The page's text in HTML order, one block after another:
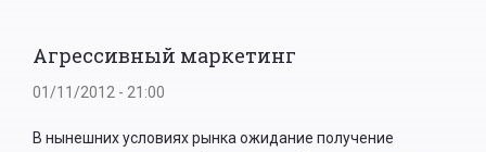
Агрессивный маркетинг
01/11/2012 - 21:00
В нынешних условиях рынка ожидание получение